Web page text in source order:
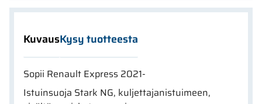
KuvausKysy tuotteesta
Sopii Renault Express 2021-
Istuinsuoja Stark NG, kuljettajanistuimeen,